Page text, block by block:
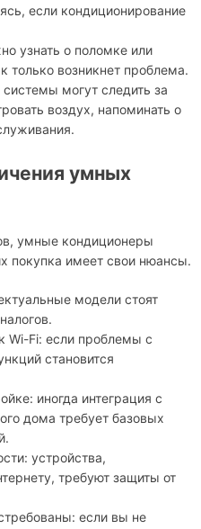
если кондиционирование
узнать о поломке или
только возникнет проблема.
могут следить за
воздух, напоминать о
умных
умные кондиционеры
покупка имеет свои нюансы.
модели стоят
Wi-Fi: если проблемы с
становится
иногда интеграция с
дома требует базовых
устройства,
требуют защиты от
если вы не